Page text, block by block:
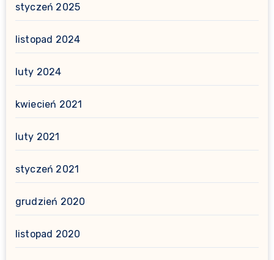
styczeń 2025
listopad 2024
luty 2024
kwiecień 2021
luty 2021
styczeń 2021
grudzień 2020
listopad 2020